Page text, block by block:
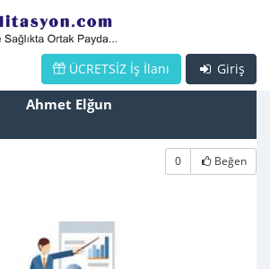
Giriş
ÜCRETSİZ İş İlanı
Ahmet Elğun
0 Beğen